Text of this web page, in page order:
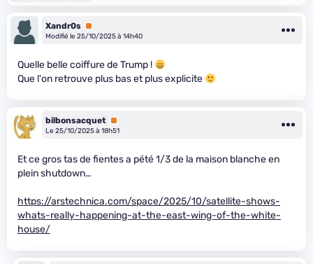
Xandr0s Premium
Modifié le 25/10/2025 à 14h40
Quelle belle coiffure de Trump !
Que l'on retrouve plus bas et plus explicite
bilbonsacquet Premium
Le 25/10/2025 à 18h51
Et ce gros tas de fientes a pété 1/3 de la maison blanche en
plein shutdown…
https://arstechnica.com/space/2025/10/satellite-shows-
whats-really-happening-at-the-east-wing-of-the-white-
house/